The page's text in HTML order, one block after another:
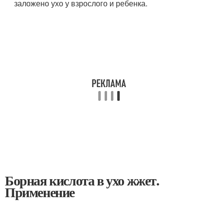
заложено ухо у взрослого и ребенка.
Борная кислота в ухо жжет.
Применение